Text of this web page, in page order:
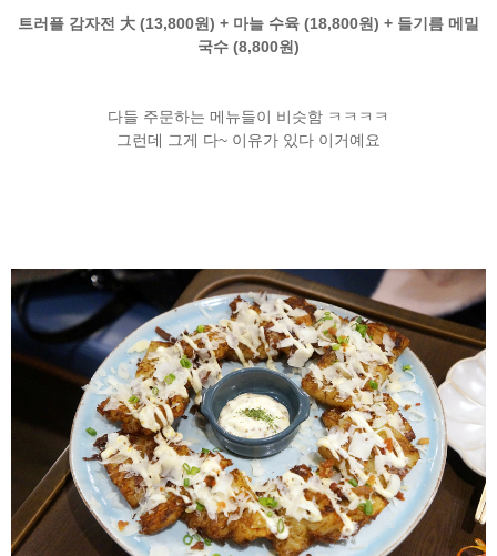
트러플 감자전 大 (13,800원) + 마늘 수육 (18,800원) + 들기름 메밀
국수 (8,800원)
다들 주문하는 메뉴들이 비슷함 ㅋㅋㅋㅋ
그런데 그게 다~ 이유가 있다 이거예요